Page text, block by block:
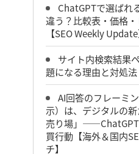
ChatGPTで選ばれ
違う？比較表・価格
【SEO Weekly Update
サイト内検索結果
題になる理由と対処法
AI回答のフレーミ
示）は、デジタルの新
売り場」
買行動【海外＆国内
チ】